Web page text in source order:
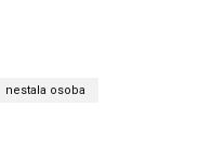
nestala osoba